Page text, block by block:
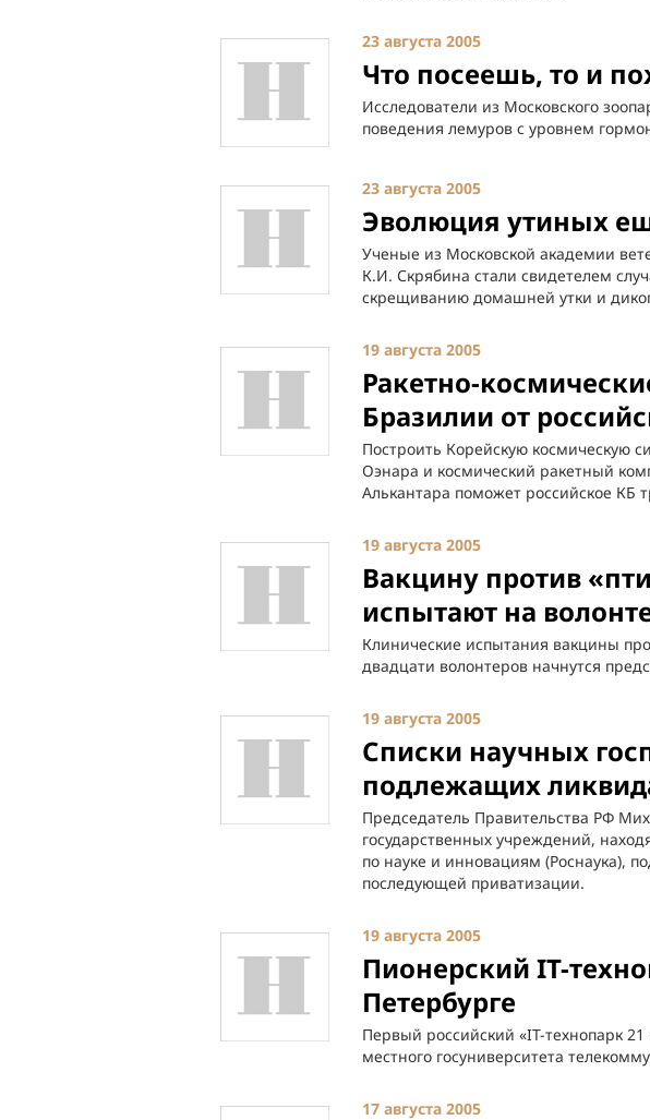
23 августа 2005
Что посеешь, то и
Исследователи из Московского
поведения лемуров с уровнем
23 августа 2005
Эволюция утиных
Ученые из Московской академии
К.И. Скрябина стали свидетелем
скрещиванию домашней утки и
19 августа 2005
Ракетно-
Бразилии от
Построить Корейскую космическую
Оэнара и космический ракетный
Алькантара поможет российское КБ
19 августа 2005
Вакцину против
испытают на
Клинические испытания вакцины
двадцати волонтеров начнутся
19 августа 2005
Списки научных
подлежащих
Председатель Правительства РФ
государственных учреждений,
по науке и инновациям (Роснаука),
последующей приватизации.
19 августа 2005
Пионерский IT-
Петербурге
Первый российский «IT-технопарк 21
местного госуниверситета
17 августа 2005